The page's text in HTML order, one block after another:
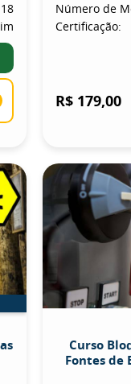
18
Número de
Certificação:
R$ 179,00
Curso
Fontes de